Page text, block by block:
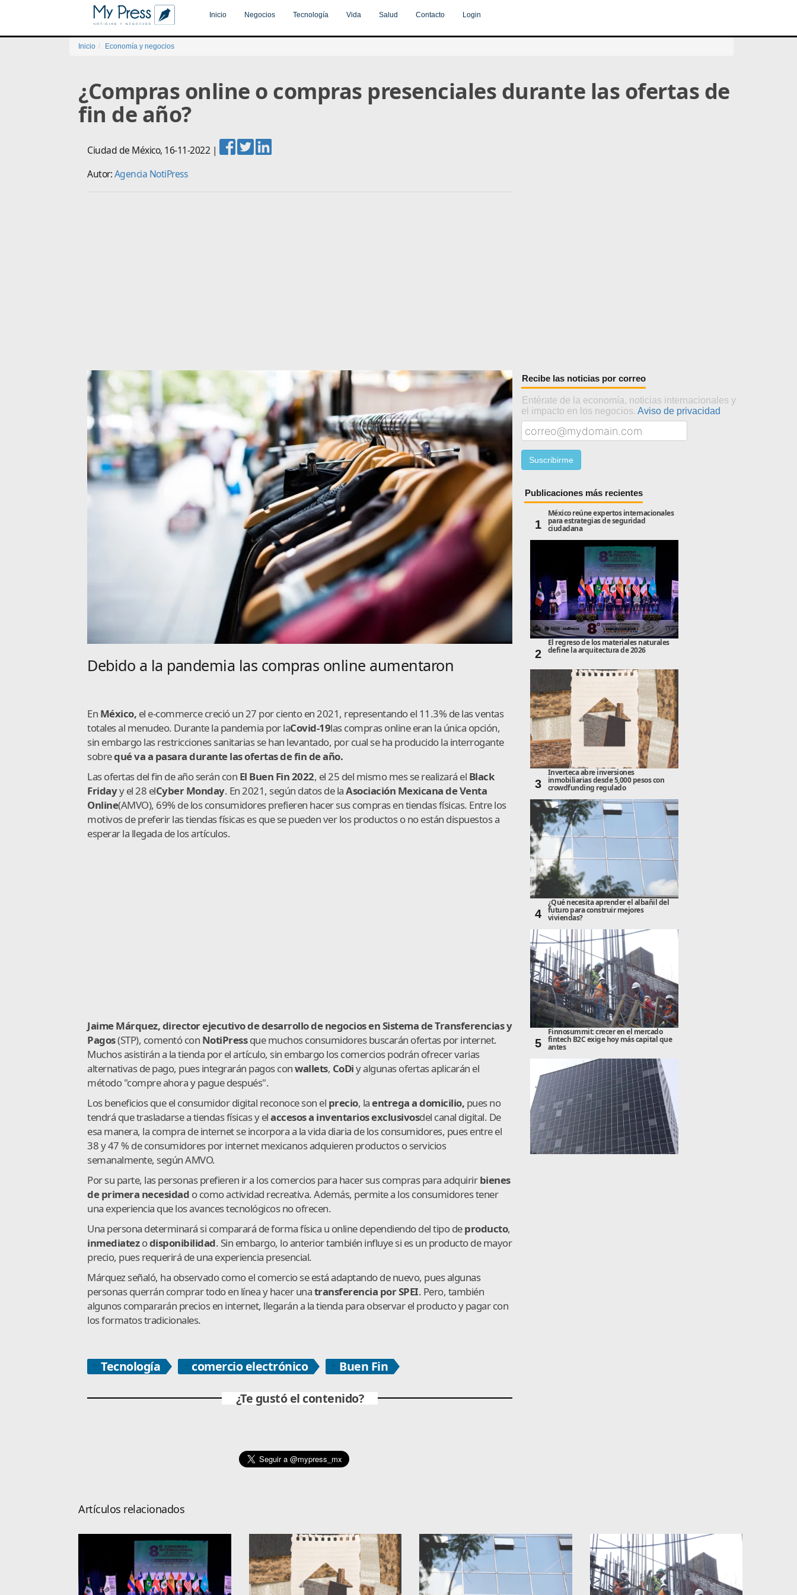
Inicio Negocios Tecnología Vida Salud Contacto Login
Inicio Economía y negocios
¿Compras online o compras presenciales durante las ofertas de
fin de año?
Ciudad de México, 16-11-2022 |
Autor:Agencia NotiPress
Debido a la pandemia las compras online aumentaron
En México, el e-commerce creció un 27 por ciento en 2021, representando el 11.3% de las ventas
totales al menudeo. Durante la pandemia por laCovid-19las compras online eran la única opción,
sin embargo las restricciones sanitarias se han levantado, por cual se ha producido la interrogante
sobrequé va a pasara durante las ofertas de fin de año.
Las ofertas del fin de año serán con El Buen Fin 2022, el 25 del mismo mes se realizará el Black
Fridayy el 28 elCyber Monday. En 2021, según datos de laAsociación Mexicana de Venta
Online(AMVO), 69% de los consumidores prefieren hacer sus compras en tiendas físicas. Entre los
motivos de preferir las tiendas físicas es que se pueden ver los productos o no están dispuestos a
esperar la llegada de los artículos.
Jaime Márquez, director ejecutivo de desarrollo de negocios en Sistema de Transferencias y
Pagos(STP), comentó con NotiPressque muchos consumidores buscarán ofertas por internet.
Muchos asistirán a la tienda por el artículo, sin embargo los comercios podrán ofrecer varias
alternativas de pago, pues integrarán pagos conwallets, CoDiy algunas ofertas aplicarán el
método "compre ahora y pague después".
Los beneficios que el consumidor digital reconoce son el precio, laentrega a domicilio, pues no
tendrá que trasladarse a tiendas físicas y elaccesos a inventarios exclusivosdel canal digital. De
esa manera, la compra de internet se incorpora a la vida diaria de los consumidores, pues entre el
38 y 47 % de consumidores por internet mexicanos adquieren productos o servicios
semanalmente, según AMVO.
Por su parte, las personas prefieren ir a los comercios para hacer sus compras para adquirirbienes
de primera necesidad o como actividad recreativa. Además, permite a los consumidores tener
una experiencia que los avances tecnológicos no ofrecen.
Una persona determinará si comparará de forma física u online dependiendo del tipo deproducto,
inmediatezodisponibilidad. Sin embargo, lo anterior también influye si es un producto de mayor
precio, pues requerirá de una experiencia presencial.
Márquez señaló, ha observado como el comercio se está adaptando de nuevo, pues algunas
personas querrán comprar todo en línea y hacer unatransferencia por SPEI. Pero, también
algunos compararán precios en internet, llegarán a la tienda para observar el producto y pagar con
los formatos tradicionales.
Tecnología comercio electrónico
Buen Fin
¿Te gustó el contenido?
Recibe las noticias por correo
Entérate de la economía, noticias internacionales y
el impacto en los negocios. Aviso de privacidad
Publicaciones más recientes
1
México reúne expertos internacionales
para estrategias de seguridad
ciudadana
2
El regreso de los materiales naturales
define la arquitectura de 2026
3
Inverteca abre inversiones
inmobiliarias desde 5,000 pesos con
crowdfunding regulado
4
¿Qué necesita aprender el albañil del
futuro para construir mejores
viviendas?
5
Finnosummit: crecer en el mercado
fintech B2C exige hoy más capital que
antes
Artículos relacionados